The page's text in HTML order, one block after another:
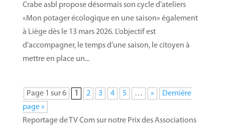
Crabe asbl propose désormais son cycle d’ateliers
«Mon potager écologique en une saison» également
à Liège dès le 13 mars 2026. L’objectif est
d’accompagner, le temps d’une saison, le citoyen à
mettre en place un...
Page 1 sur 6 1 2 3 4 5 … »
Dernière
page »
Reportage de TV Com sur notre Prix des Associations